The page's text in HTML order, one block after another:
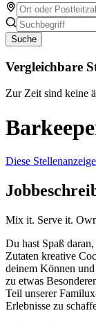
Suche
Vergleichbare
Zur Zeit sind keine
Diese
Mix it. Serve it.
Du hast Spaß
Zutaten kreative
deinem Können
zu etwas
Teil unserer
Erlebnisse zu